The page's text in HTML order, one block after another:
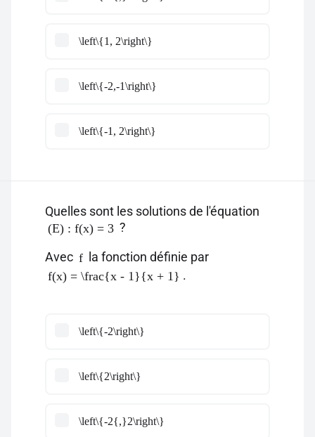
\left\{1, 2\right\}
\left\{-2,-1\right\}
\left\{-1, 2\right\}
Quelles sont les solutions de l'équation
(E) : f(x) = 3 ?
Avec f la fonction définie par
f(x) = \frac{x - 1}{x + 1} .
\left\{-2\right\}
\left\{2\right\}
\left\{-2{,}2\right\}